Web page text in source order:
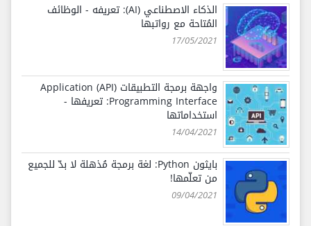
الذكاء الاصطناعي (AI): تعريفه - الوظائف
المُتاحة مع رواتبها
17/05/2021
واجهة برمجة التطبيقات (API) Application
Programming Interface: تعريفها -
استخداماتها
14/04/2021
بايثون Python: لغة برمجة مُذهلة لا بدّ للجميع
من تعلّمها!
09/04/2021